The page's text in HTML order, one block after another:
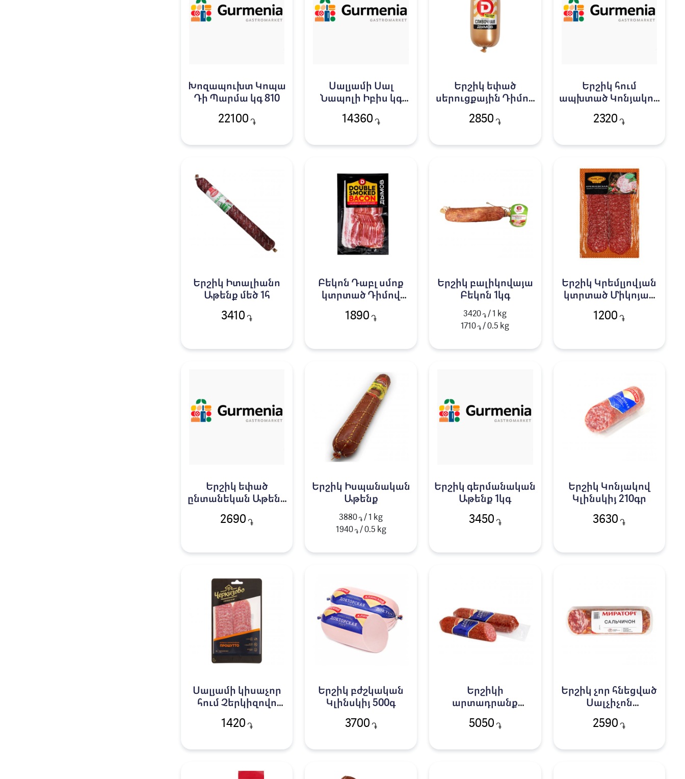
Խոզապուխտ Կոպա
Դի Պարմա կգ 810
22100 ֏
Սալյամի Սալ
Նապոլի Իբիս կգ
3462
14360 ֏
Երշիկ եփած
սերուցքային Դիմով
500գ
2850 ֏
Երշիկ հում
ապխտած Կոնյակով
Դիմով 230գ
2320 ֏
Երշիկ Իտալիանո
Աթենք մեծ 1հ
3410 ֏
Բեկոն Դաբլ սմոք
կտրտած Դիմով
1890 ֏
Երշիկ բալիկովայա
Բեկոն 1կգ
3420֏/ 1 kg
1710 ֏/0.5 kg
Երշիկ Կրեմլյովյան
կտրտած Միկոյան
1200 ֏
Երշիկ եփած
ընտանեկան Աթենք
1կգ
2690 ֏
Երշիկ Իսպանական
Աթենք
3880֏/ 1 kg
1940 ֏ / 0.5 kg
Երշիկ գերմանական
Աթենք 1կգ
3450 ֏
Երշիկ Կոնյակով
Կլինսկիյ 210գր
3630 ֏
Սալյամի կիսաչոր
հում Չերկիզովո
1420 ֏
Երշիկ բժշկական
Կլինսկիյ 500գ
3700 ֏
Երշիկի
արտադրանք
Վիեննական
5050 ֏
Երշիկ չոր հնեցված
Սալչիչոն
2590 ֏